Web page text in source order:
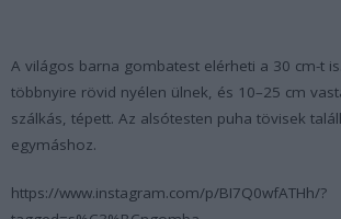
A világos barna gombatest elérheti a 30 cm-t
többnyire rövid nyélen ülnek, és 10–25 cm
szálkás, tépett. Az alsótesten puha tövisek
egymáshoz.
https://www.instagram.com/p/BI7Q0wfATHh/?